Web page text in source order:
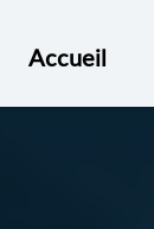
Accueil